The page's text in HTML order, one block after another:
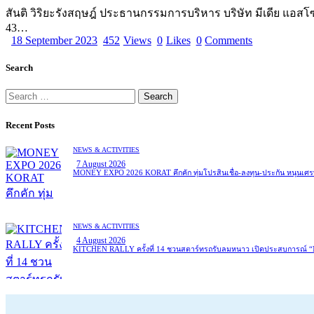
สันติ วิริยะรังสฤษฎ์ ประธานกรรมการบริหาร บริษัท มีเดีย แอส
43…
18 September 2023 452 Views 0 Likes 0 Comments
Search
Search
for:
Recent Posts
NEWS & ACTIVITIES
7 August 2026
MONEY EXPO 2026 KORAT คึกคัก ทุ่มโปรสินเชื่อ-ลงทุน-ประกัน หนุนเศ
NEWS & ACTIVITIES
4 August 2026
KITCHEN RALLY ครั้งที่ 14 ชวนสตาร์ทรถรับลมหนาว เปิดประสบการณ์